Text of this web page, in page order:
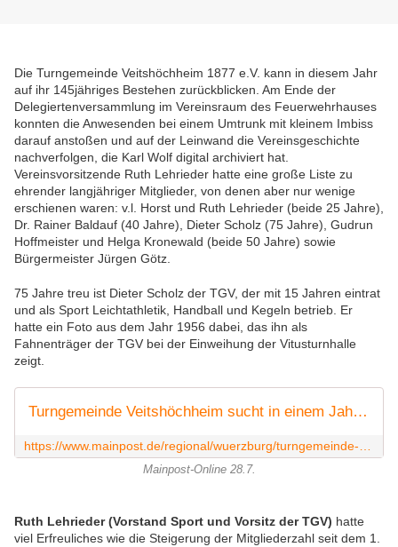
Die Turngemeinde Veitshöchheim 1877 e.V. kann in diesem Jahr
auf ihr 145jähriges Bestehen zurückblicken. Am Ende der
Delegiertenversammlung im Vereinsraum des Feuerwehrhauses
konnten die Anwesenden bei einem Umtrunk mit kleinem Imbiss
darauf anstoßen und auf der Leinwand die Vereinsgeschichte
nachverfolgen, die Karl Wolf digital archiviert hat.
Vereinsvorsitzende Ruth Lehrieder hatte eine große Liste zu
ehrender langjähriger Mitglieder, von denen aber nur wenige
erschienen waren: v.l. Horst und Ruth Lehrieder (beide 25 Jahre),
Dr. Rainer Baldauf (40 Jahre), Dieter Scholz (75 Jahre), Gudrun
Hoffmeister und Helga Kronewald (beide 50 Jahre) sowie
Bürgermeister Jürgen Götz.
75 Jahre treu ist Dieter Scholz der TGV, der mit 15 Jahren eintrat
und als Sport Leichtathletik, Handball und Kegeln betrieb. Er
hatte ein Foto aus dem Jahr 1956 dabei, das ihn als
Fahnenträger der TGV bei der Einweihung der Vitusturnhalle
zeigt.
Turngemeinde Veitshöchheim sucht in einem Jahr komplett neuen Vorstand
Mainpost-Online 28.7.
Ruth Lehrieder (Vorstand Sport und Vorsitz der TGV) hatte
viel Erfreuliches wie die Steigerung der Mitgliederzahl seit dem 1.